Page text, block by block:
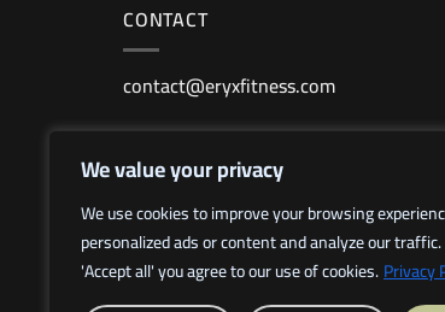
We value your privacy
We use cookies to improve your browsing
personalized ads or content and analyze our
'Accept all' you agree to our use of cookies.Privacy
CONTACT
contact@eryxfitness.com